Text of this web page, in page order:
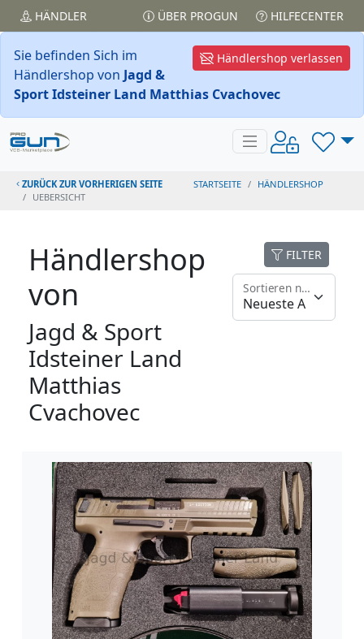
HÄNDLER ÜBER PROGUN HILFECENTER
Händlershop verlassen
Sie befinden Sich im
Händlershop von Jagd &
Sport Idsteiner Land Matthias Cvachovec
ZURÜCK ZUR VORHERIGEN SEITE STARTSEITE
HÄNDLERSHOP
UEBERSICHT
Händlershop
von
Jagd & Sport
Idsteiner Land
Matthias
Cvachovec
FILTER
Sortieren nach